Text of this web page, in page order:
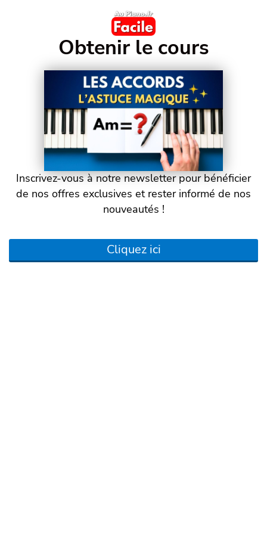
Obtenir le cours
Inscrivez-vous à notre newsletter pour bénéficier
de nos offres exclusives et rester informé de nos
nouveautés !
Cliquez ici